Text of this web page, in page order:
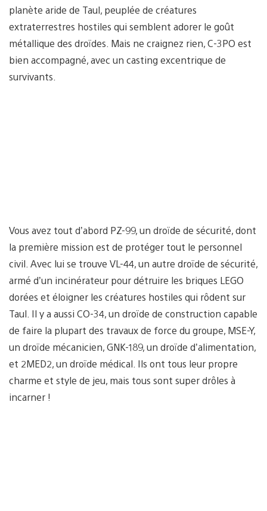
planète aride de Taul, peuplée de créatures
extraterrestres hostiles qui semblent adorer le goût
métallique des droïdes. Mais ne craignez rien, C-3PO est
bien accompagné, avec un casting excentrique de
survivants.
Vous avez tout d’abord PZ-99, un droïde de sécurité, dont
la première mission est de protéger tout le personnel
civil. Avec lui se trouve VL-44, un autre droïde de sécurité,
armé d’un incinérateur pour détruire les briques LEGO
dorées et éloigner les créatures hostiles qui rôdent sur
Taul. Il y a aussi CO-34, un droïde de construction capable
de faire la plupart des travaux de force du groupe, MSE-Y,
un droïde mécanicien, GNK-189, un droïde d’alimentation,
et 2MED2, un droïde médical. Ils ont tous leur propre
charme et style de jeu, mais tous sont super drôles à
incarner !